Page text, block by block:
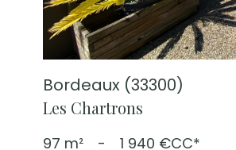
Bordeaux (33300)
Les Chartrons
97 m² - 1 940 €CC*